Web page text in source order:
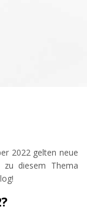
2022 gelten neue
zu diesem Thema